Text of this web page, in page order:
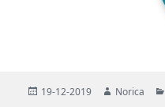
Publicat
19-12-2019 Autor
Norica